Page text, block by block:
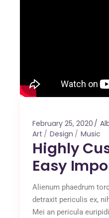
February 25, 2020
Art
Design Music
Highly
Easy
Alienum phaedrum
detraxit periculis ex,
Mei an pericula